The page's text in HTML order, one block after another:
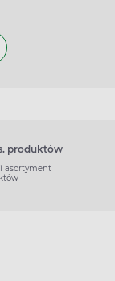
produktów
asortyment